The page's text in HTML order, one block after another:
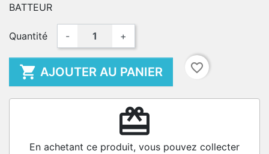
BATTEUR
Quantité - +
 AJOUTER AU PANIER favorite_border
redeem
En achetant ce produit, vous pouvez collecter